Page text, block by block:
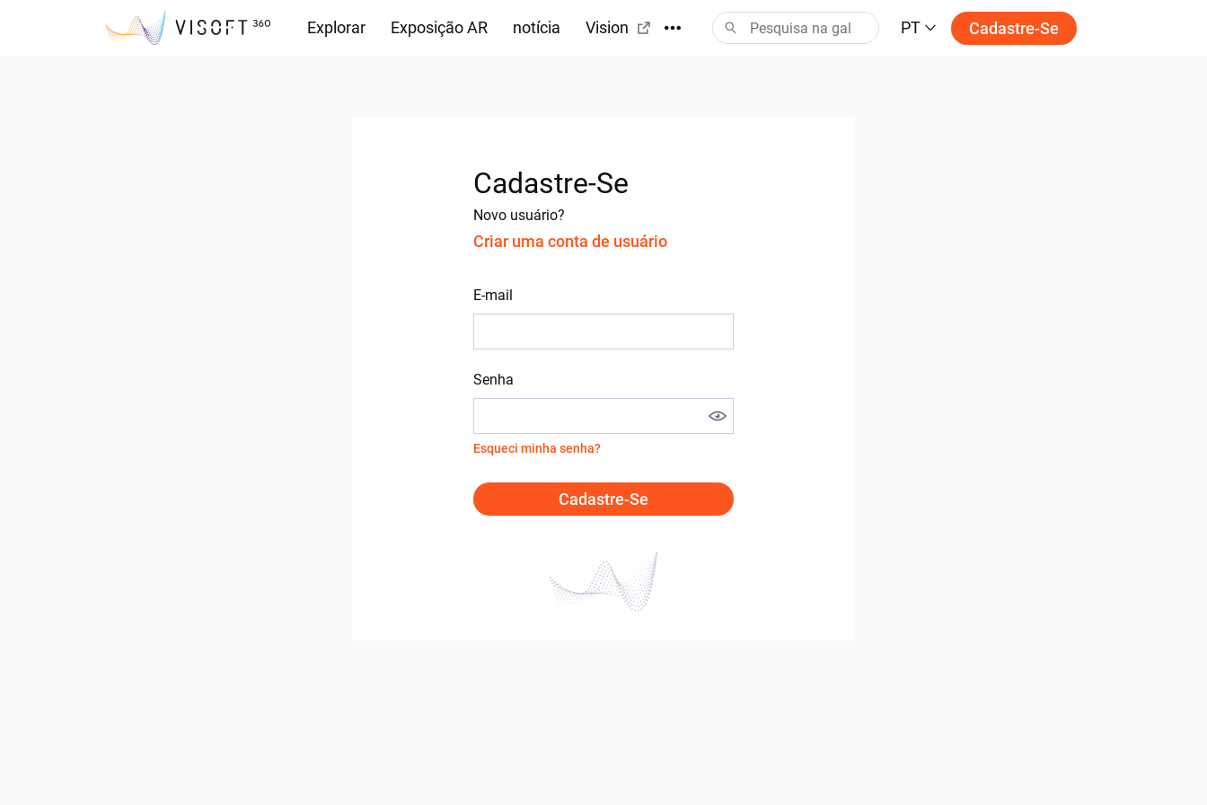
Explorar Exposição AR notícia Vision PT Cadastre-Se
Cadastre-Se
Novo usuário?
Criar uma conta de usuário
E-mail
Senha
Esqueci minha senha?
Cadastre-Se